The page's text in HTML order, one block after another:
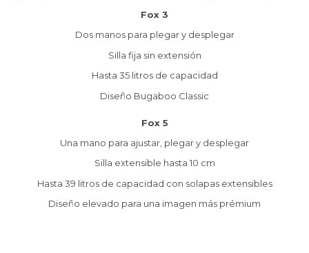
Fox 3
Dos manos para plegar y desplegar
Silla fija sin extensión
Hasta 35 litros de capacidad
Diseño Bugaboo Classic
Fox 5
Una mano para ajustar, plegar y desplegar
Silla extensible hasta 10 cm
Hasta 39 litros de capacidad con solapas extensibles
Diseño elevado para una imagen más prémium